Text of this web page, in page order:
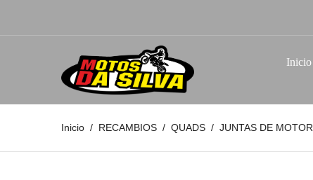
Inicio
Inicio RECAMBIOS QUADS JUNTAS DE MOTOR